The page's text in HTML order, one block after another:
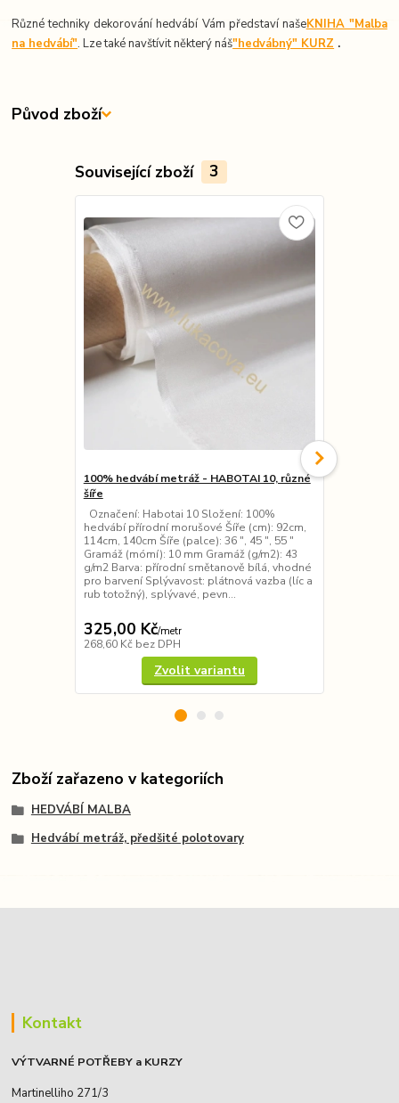
Různé techniky dekorování hedvábí Vám představí našeKNIHA "Malba
na hedvábí". Lze také navštívit některý náš"hedvábný" KURZ .
Původ zboží
Související zboží 3
100% hedvábí metráž - HABOTAI 10, různé
šíře
Označení: Habotai 10 Složení: 100%
hedvábí přírodní morušové Šíře (cm): 92cm,
114cm, 140cm Šíře (palce): 36 ″, 45 ″, 55 ″
Gramáž (mómí): 10 mm Gramáž (g/m2): 43
g/m2 Barva: přírodní smětanově bílá, vhodné
pro barvení Splývavost: plátnová vazba (líc a
rub totožný), splývavé, pevn...
325,00 Kč/metr
268,60 Kč bez DPH
Zvolit variantu
Zboží zařazeno v kategoriích
HEDVÁBÍ MALBA
Hedvábí metráž, předšité polotovary
Kontakt
VÝTVARNÉ POTŘEBY a KURZY
Martinelliho 271/3